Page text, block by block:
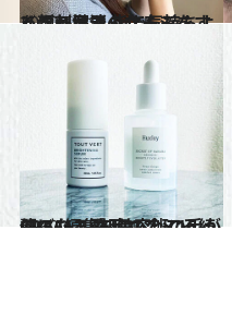
2020.5.31
あごと目元のたるみをすっきり解消 指で気持ちよく顔刺激マッサージ
ビューティ＆ヘルス
2020.6.3
CREA編集部美容班の手が伸びた！ 在宅の今こそ綺麗になる愛用コスメ16
ライフスタイル